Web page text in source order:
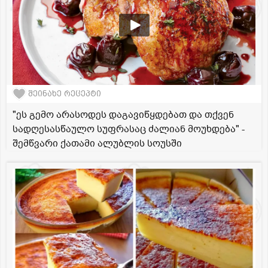
შეინახე რეცეპტი
"ეს გემო არასოდეს დაგავიწყდებათ და თქვენ
სადღესასწაულო სუფრასაც ძალიან მოუხდება" -
შემწვარი ქათამი ალუბლის სოუსში